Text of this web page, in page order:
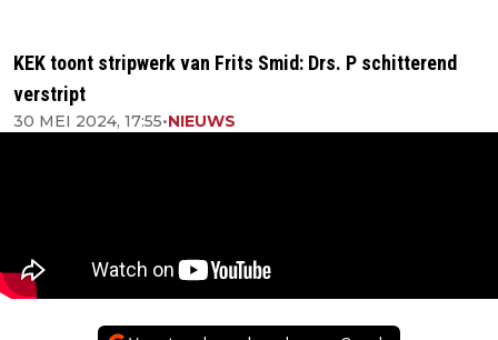
KEK toont stripwerk van Frits Smid: Drs. P schitterend
verstript
30 MEI 2024, 17:55•NIEUWS